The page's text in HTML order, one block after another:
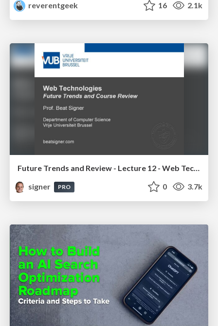
reverentgeek
16 2.1k
Future Trends and Review - Lecture 12 - Web Technologies (1019888BNR)
signer
PRO 0 3.7k